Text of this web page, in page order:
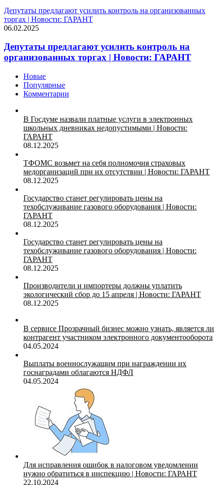
Депутаты предлагают усилить контроль на организованных
торгах | Новости: ГАРАНТ
06.02.2025
Депутаты предлагают усилить контроль на
организованных торгах | Новости: ГАРАНТ
Новые
Популярные
Комментарии
В Госдуме назвали платные услуги в электронных
школьных дневниках недопустимыми | Новости:
ГАРАНТ
08.12.2025
ТФОМС возьмет на себя полномочия страховых
медорганизаций при их отсутствии | Новости: ГАРАНТ
08.12.2025
Государство станет регулировать цены на
техобслуживание газового оборудования | Новости:
ГАРАНТ
08.12.2025
Государство станет регулировать цены на
техобслуживание газового оборудования | Новости:
ГАРАНТ
08.12.2025
Производители и импортеры должны уплатить
экологический сбор до 15 апреля | Новости: ГАРАНТ
08.12.2025
В сервисе Прозрачный бизнес можно узнать, является ли
контрагент участником электронного документооборота
04.05.2024
Выплаты военнослужащим при награждении их
госнаградами облагаются НДФЛ
04.05.2024
Для исправления ошибок в налоговом уведомлении
нужно обратиться в инспекцию | Новости: ГАРАНТ
22.10.2024